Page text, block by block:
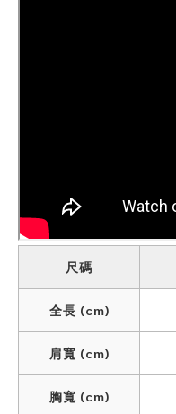
尺碼
全長 (cm)
肩寬 (cm)
胸寬 (cm)